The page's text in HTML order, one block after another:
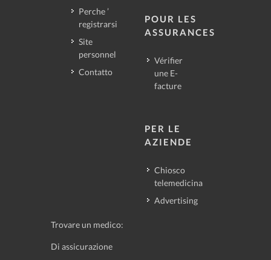
Perche ’
registrarsi
Site
personnel
Contatto
POUR LES
ASSURANCES
Vérifier
une E-
facture
PER LE
AZIENDE
Chiosco
telemedicina
Advertising
Trovare un medico:
Di assicurazione